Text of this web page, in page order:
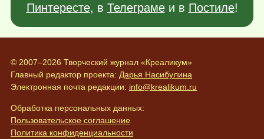
Пинтересте, в Телеграмеи в Постиле!
© 2007–2026 Творческий журнал «Креаликум»
Главный редактор проекта: Дарья Насибулина
Электронная почта редакции: info@krealikum.ru
Обработка персональных данных:
Пользовательское соглашение
Политика конфиденциальности